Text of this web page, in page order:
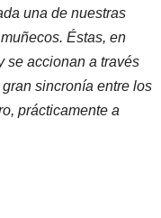
una de nuestras
Éstas, en
se accionan a través
sincronía entre los
prácticamente a